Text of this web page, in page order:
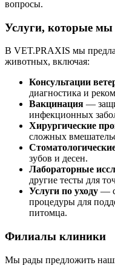
вопросы.
Услуги, которые мы
В VET.PRAXIS мы
животных, включая:
Консультации
диагностика и
Вакцинация —
инфекционных
Хирургические
сложных
зубов и десен.
Лабораторные
другие тесты для
Услуги по уходу —
процедуры для
питомца.
Филиалы клиники
Мы рады предложить